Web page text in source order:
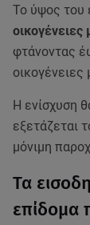
Το ύψος του
οικογένειες
φτάνοντας
οικογένειες
Η ενίσχυση
εξετάζεται
μόνιμη
Τα
επίδομα